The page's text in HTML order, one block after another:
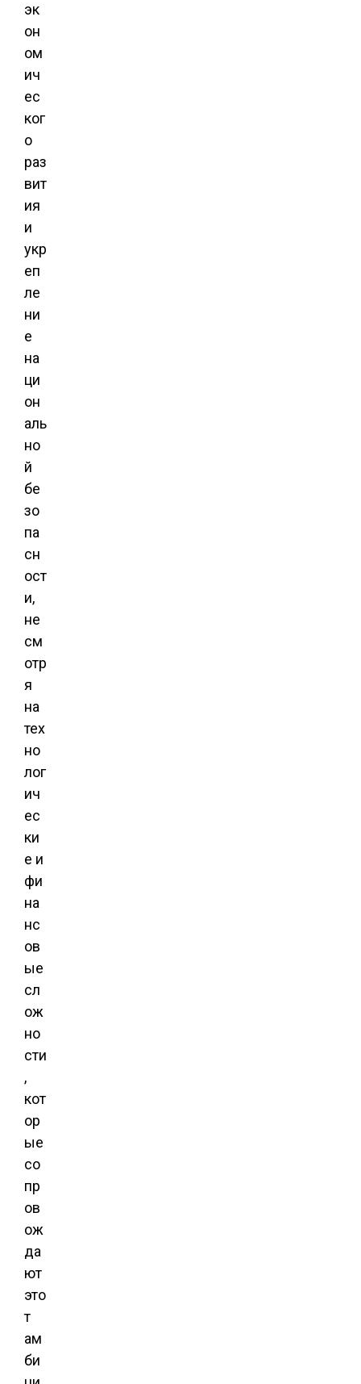
эк
он
ом
ич
ес
ког
о
раз
вит
ия
и
укр
еп
ле
ни
е
на
ци
он
аль
но
й
бе
зо
па
сн
ост
и,
не
см
отр
я
на
тех
но
лог
ич
ес
ки
е и
фи
на
нс
ов
ые
сл
ож
но
сти
,
кот
ор
ые
со
пр
ов
ож
да
ют
это
т
ам
би